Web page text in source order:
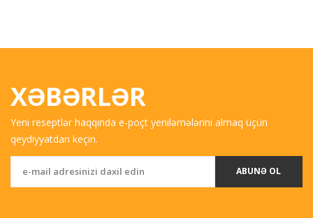
XƏBƏRLƏR
Yeni reseptlər haqqında e-poçt yeniləmələrini almaq üçün
qeydiyyatdan keçin.
ABUNƏ OL